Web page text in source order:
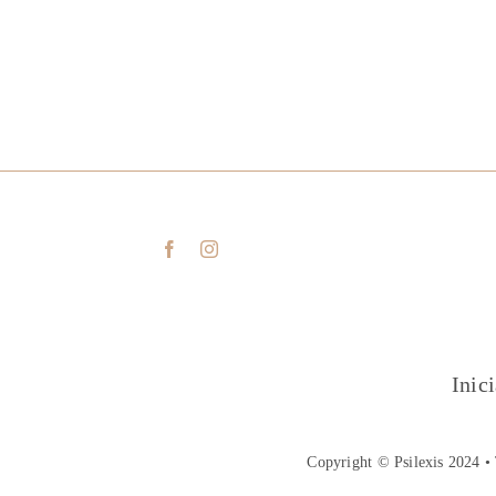
Copyright © Psilexis 2024 •